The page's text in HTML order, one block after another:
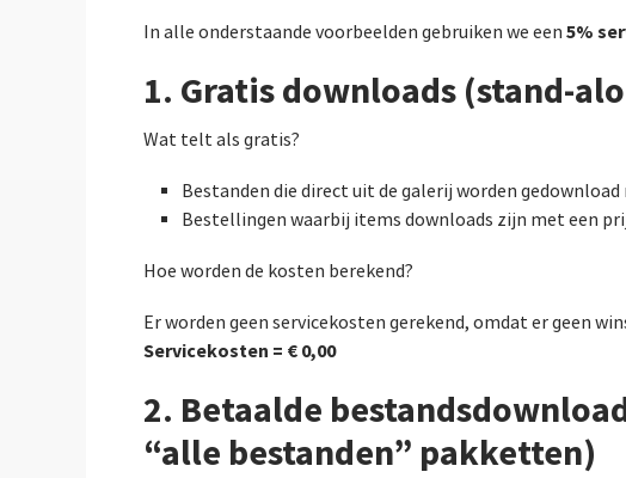
In alle onderstaande voorbeelden gebruiken we een 5%
1. Gratis downloads
Wat telt als gratis?
Bestanden die direct uit de galerij worden gedownload
Bestellingen waarbij items downloads zijn met een
Hoe worden de kosten berekend?
Er worden geen servicekosten gerekend, omdat er geen
Servicekosten = € 0,00
2. Betaalde
“alle bestanden” pakketten)